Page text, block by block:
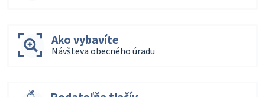
Ako vybavíte
Návšteva obecného úradu